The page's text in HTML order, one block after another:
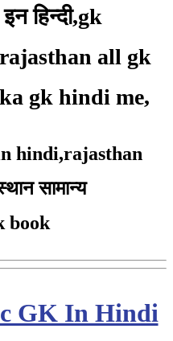
हिन्दी,gk
all gk
gk hindi me,
hindi,rajasthan
सामान्य
book
GK In Hindi